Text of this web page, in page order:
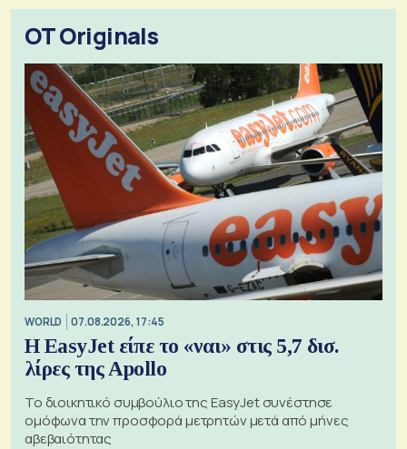
OT Originals
WORLD 07.08.2026, 17:45
Η EasyJet είπε το «ναι» στις 5,7 δισ.
λίρες της Apollo
Το διοικητικό συμβούλιο της EasyJet συνέστησε
ομόφωνα την προσφορά μετρητών μετά από μήνες
αβεβαιότητας